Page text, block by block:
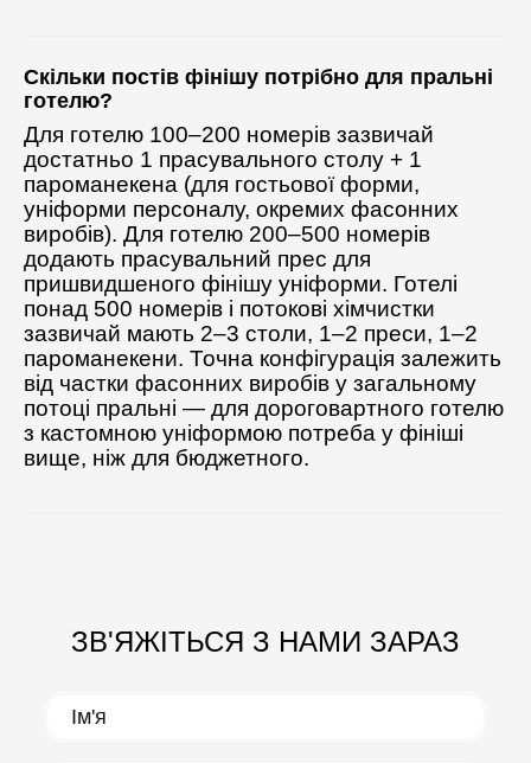
Скільки постів фінішу потрібно для пральні
готелю?
Для готелю 100–200 номерів зазвичай
достатньо 1 прасувального столу + 1
пароманекена (для гостьової форми,
уніформи персоналу, окремих фасонних
виробів). Для готелю 200–500 номерів
додають прасувальний прес для
пришвидшеного фінішу уніформи. Готелі
понад 500 номерів і потокові хімчистки
зазвичай мають 2–3 столи, 1–2 преси, 1–2
пароманекени. Точна конфігурація залежить
від частки фасонних виробів у загальному
потоці пральні — для дороговартного готелю
з кастомною уніформою потреба у фініші
вище, ніж для бюджетного.
ЗВ'ЯЖІТЬСЯ З НАМИ ЗАРАЗ